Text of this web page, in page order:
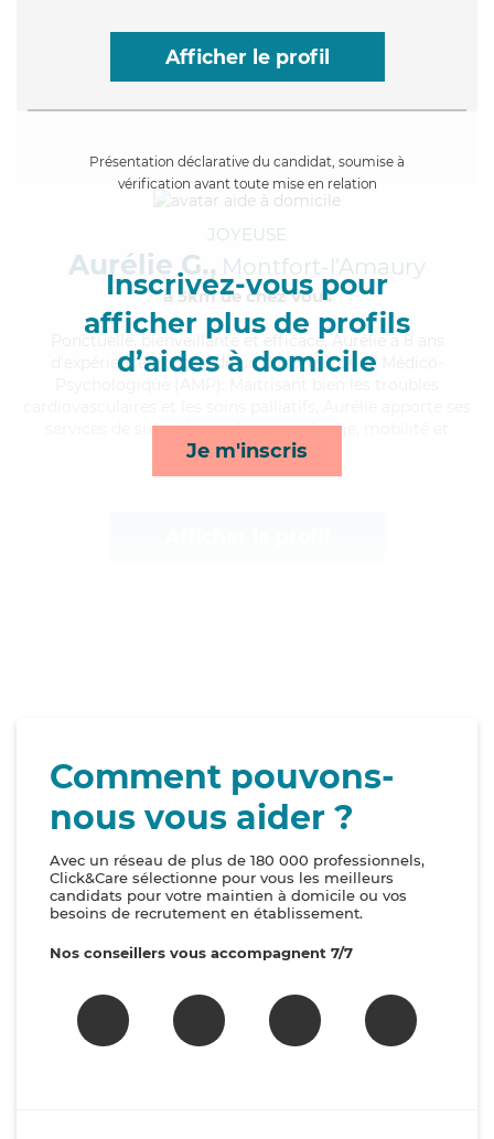
Afficher le profil
Présentation déclarative du candidat, soumise à
vérification avant toute mise en relation
Inscrivez-vous pour
afficher plus de profils
d’aides à domicile
Je m'inscris
JOYEUSE
Aurélie G., Montfort-l'Amaury
à 5km de chez Vous
, bienveillante et efficace, Aurélie a 8 ans
d'expérience et possède un diplôme d'Aide Médico-
services de surveillance de nuit, ménage, mobilité et
courses/livraison*
Comment pouvons-
nous vous aider ?
Avec un réseau de plus de 180 000 professionnels,
Click&Care sélectionne pour vous les meilleurs
candidats pour votre maintien à domicile ou vos
besoins de recrutement en établissement.
Nos conseillers vous accompagnent 7/7